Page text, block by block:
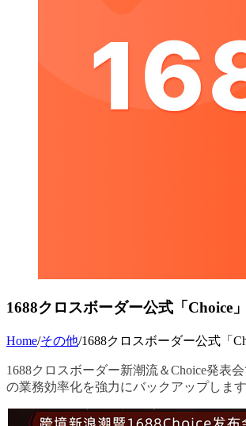
1688クロスボーダー公式「Choice
Home/その他/1688クロスボーダー公式「
1688クロスボーダー新潮流＆Choice発表
の業務効率化を強力にバックアップします